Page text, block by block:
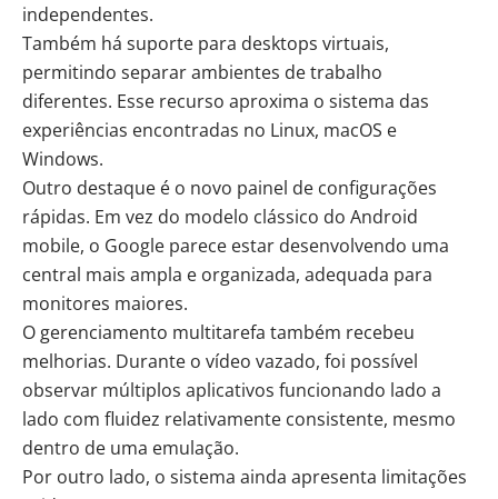
independentes.
Também há suporte para desktops virtuais,
permitindo separar ambientes de trabalho
diferentes. Esse recurso aproxima o sistema das
experiências encontradas no Linux, macOS e
Windows.
Outro destaque é o novo painel de configurações
rápidas. Em vez do modelo clássico do Android
mobile, o Google parece estar desenvolvendo uma
central mais ampla e organizada, adequada para
monitores maiores.
O gerenciamento multitarefa também recebeu
melhorias. Durante o vídeo vazado, foi possível
observar múltiplos aplicativos funcionando lado a
lado com fluidez relativamente consistente, mesmo
dentro de uma emulação.
Por outro lado, o sistema ainda apresenta limitações